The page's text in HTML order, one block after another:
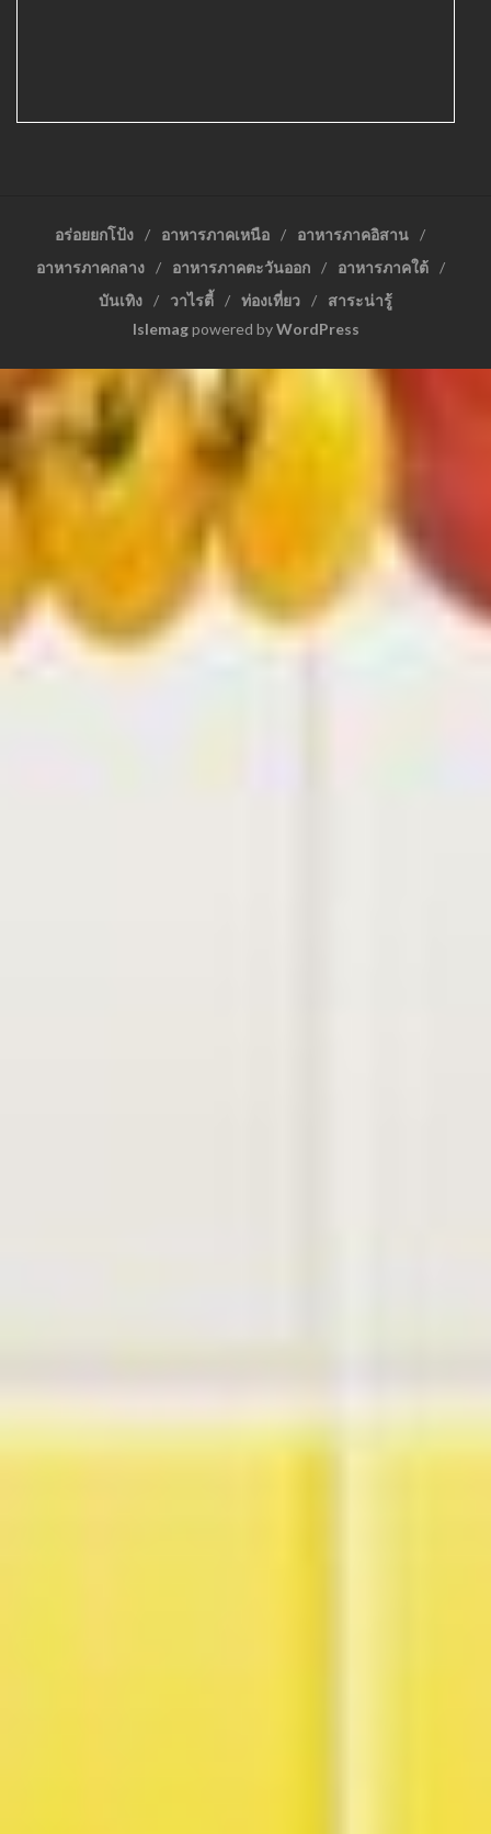
อร่อยยกโป้ง อาหารภาคเหนือ
อาหารภาคอิสาน
อาหารภาคกลาง
อาหารภาคตะวันออก
อาหารภาคใต้
บันเทิง
วาไรตี้ ท่องเที่ยว
สาระน่ารู้
Islemagpowered byWordPress